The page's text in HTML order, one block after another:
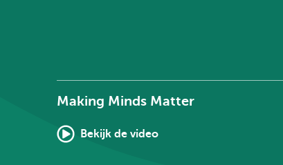
Making Minds Matter
Bekijk de video